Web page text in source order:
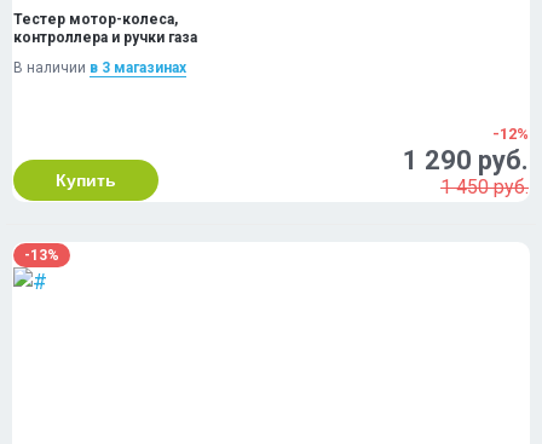
Тестер мотор-колеса,
контроллера и ручки газа
В наличии в 3 магазинах
Купить
-12%
1 290 руб.
1 450 руб.
-13%